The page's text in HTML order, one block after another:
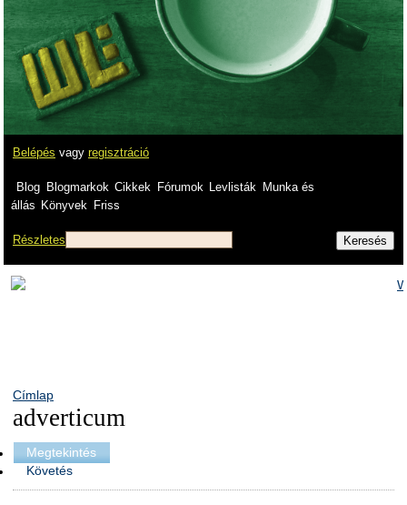
Belépés vagy regisztráció
Blog Blogmarkok Cikkek Fórumok Levlisták
Munka és
állás Könyvek Friss
Részletes
Címlap
adverticum
Megtekintés
Követés